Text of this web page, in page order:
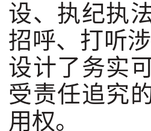
设、执纪执
招呼、打听
设计了务实
受责任追究
用权。